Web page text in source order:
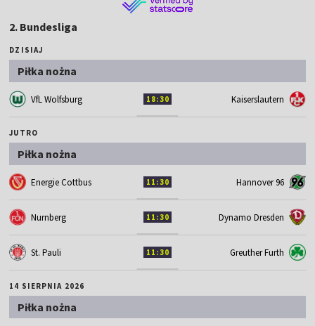
2. Bundesliga
DZISIAJ
Piłka nożna
VfL Wolfsburg 18:30 Kaiserslautern
JUTRO
Piłka nożna
Energie Cottbus 11:30 Hannover 96
Nurnberg 11:30 Dynamo Dresden
St. Pauli 11:30 Greuther Furth
14 SIERPNIA 2026
Piłka nożna